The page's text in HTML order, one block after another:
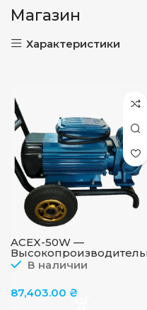
Магазин
Характеристики
ACEX-50W —
ый насос на тележке
В наличии
87,403.00 ₴